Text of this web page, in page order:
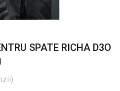
SPATE RICHA D3O
)